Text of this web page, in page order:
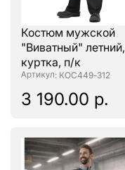
Костюм мужской
"Виватный" летний,
куртка, п/к
: КОС449-312
3 190.00 р.